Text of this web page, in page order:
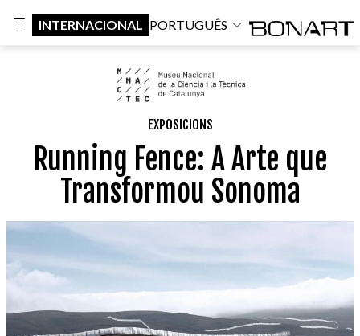
INTERNACIONAL PORTUGUÊS
EXPOSICIONS
Running Fence: A Arte que
Transformou Sonoma